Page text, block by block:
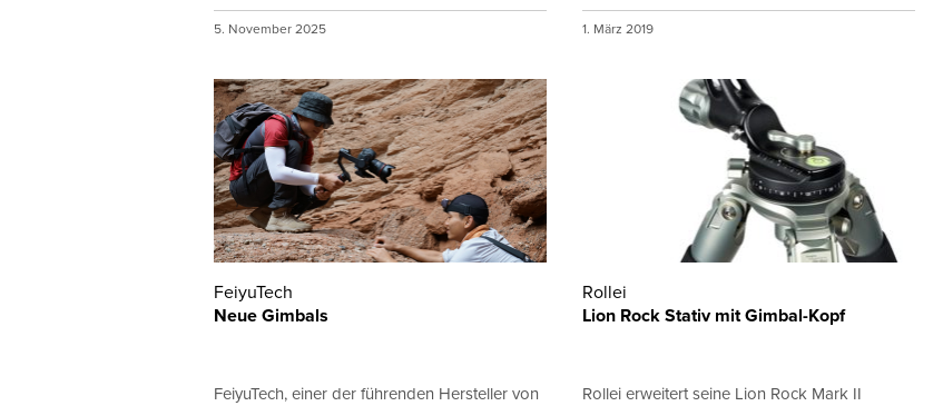
5. November 2025 1. März 2019
FeiyuTech
Neue Gimbals
FeiyuTech, einer der führenden Hersteller von
Rollei
Lion Rock Stativ mit Gimbal-Kopf
Rollei erweitert seine Lion Rock Mark II